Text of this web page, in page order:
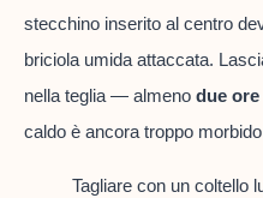
stecchino inserito al centro
briciola umida attaccata.
nella teglia — almeno due ore
caldo è ancora troppo
Tagliare con un coltello